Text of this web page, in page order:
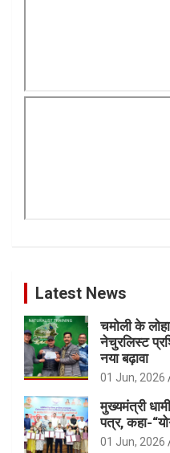
Latest News
चमोली के
नेचुरलिस्ट
नया बढ़ावा
01 Jun, 2026
मुख्यमंत्री
पत्र, कहा-
01 Jun, 2026